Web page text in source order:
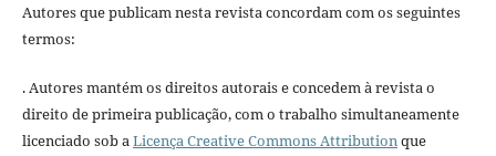
Autores que publicam nesta revista concordam com os seguintes
termos:
. Autores mantém os direitos autorais e concedem à revista o
direito de primeira publicação, com o trabalho simultaneamente
licenciado sob aLicença Creative Commons Attributionque